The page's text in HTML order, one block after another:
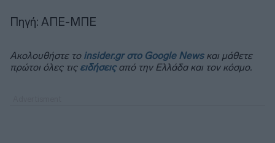
Πηγή: ΑΠΕ-ΜΠΕ
Ακολουθήστε το insider.gr στο Google Newsκαι μάθετε
πρώτοι όλες τις ειδήσειςαπό την Ελλάδα και τον κόσμο.